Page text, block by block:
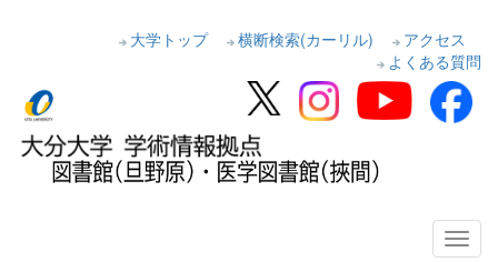
大学トップ 横断検索(カーリル)
アクセス
よくある質問